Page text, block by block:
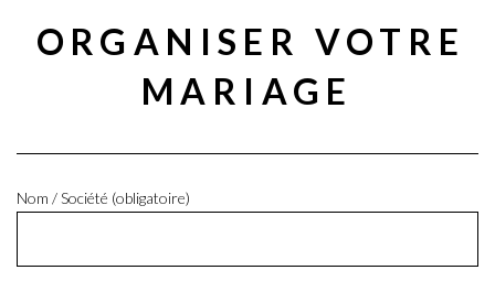
ORGANISER VOTRE
MARIAGE
Nom / Société (obligatoire)